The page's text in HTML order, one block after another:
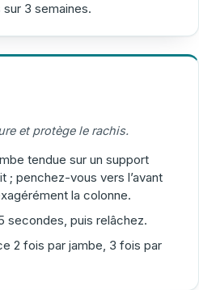
3 semaines.
et protège le rachis.
tendue sur un support
; penchez-vous vers l’avant
la colonne.
secondes, puis relâchez.
2 fois par jambe, 3 fois par